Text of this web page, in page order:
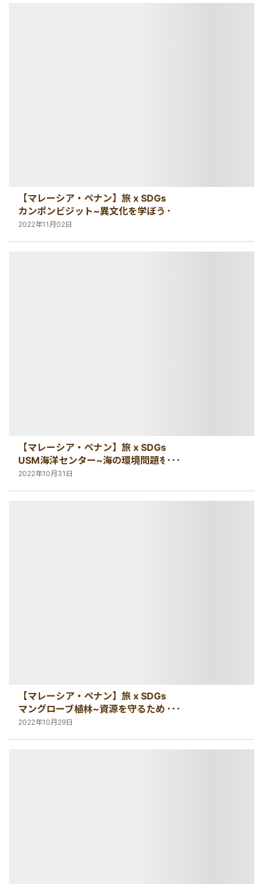
【マレーシア・ペナン】旅 x SDGs
カンポンビジット~異文化を学ぼう~
2022年11月02日
【マレーシア・ペナン】旅 x SDGs
USM海洋センター~海の環境問題を学
ぶ~
2022年10月31日
【マレーシア・ペナン】旅 x SDGs
マングローブ植林~資源を守るために
できること~
2022年10月29日